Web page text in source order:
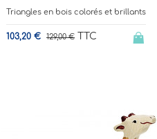
Triangles en bois colorés et brillants
103,20 € 129,00 € TTC